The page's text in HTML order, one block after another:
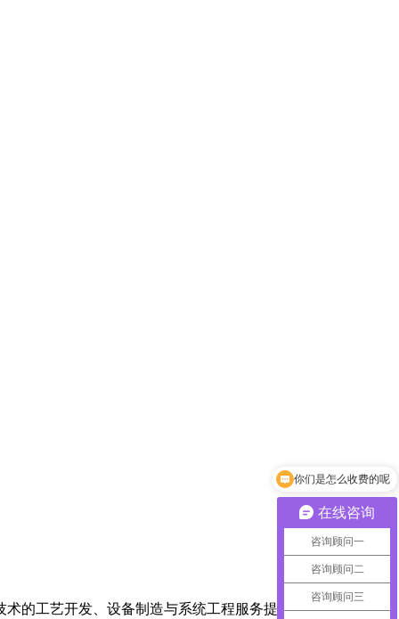
的工艺开发、设备制造与系统工程服务提供商，凭借深厚的
在线咨询
咨询顾问一
咨询顾问二
咨询顾问三
你们是怎么收费的呢